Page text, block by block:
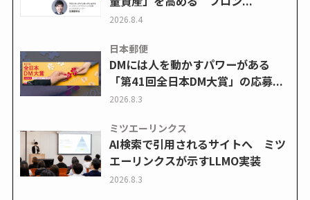
2026.8.4
日本郵便
DMには人を動かすパワーがある
「第41回全日本DM大賞」の応募...
2026.8.3
ミツエーリンクス
AI検索で引用されるサイトへ ミツ
エーリンクスが示すLLMO実装
2026.8.3